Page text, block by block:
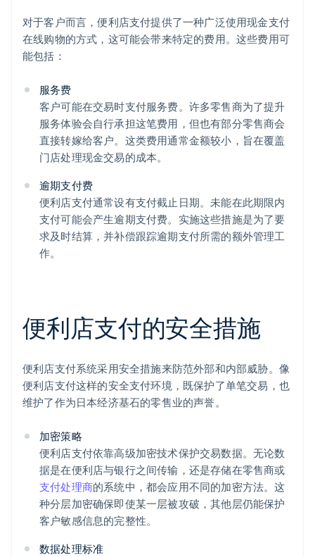
对于客户而言，便利店支付提供了一种广泛使用现金支付
在线购物的方式，这可能会带来特定的费用。这些费用可
能包括：
服务费
客户可能在交易时支付服务费。许多零售商为了提升
服务体验会自行承担这笔费用，但也有部分零售商会
直接转嫁给客户。这类费用通常金额较小，旨在覆盖
门店处理现金交易的成本。
逾期支付费
便利店支付通常设有支付截止日期。未能在此期限内
支付可能会产生逾期支付费。实施这些措施是为了要
求及时结算，并补偿跟踪逾期支付所需的额外管理工
作。
便利店支付的安全措施
便利店支付系统采用安全措施来防范外部和内部威胁。像
便利店支付这样的安全支付环境，既保护了单笔交易，也
维护了作为日本经济基石的零售业的声誉。
加密策略
便利店支付依靠高级加密技术保护交易数据。无论数
据是在便利店与银行之间传输，还是存储在零售商或
支付处理商的系统中，都会应用不同的加密方法。这
种分层加密确保即使某一层被攻破，其他层仍能保护
客户敏感信息的完整性。
数据处理标准